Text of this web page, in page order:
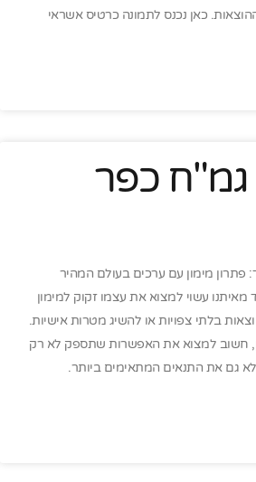
כאן נכנס לתמונה כרטיס אשראי
גמ"ח כפר
פתרון מימון עם ערכים בעולם המהיר
מאיתנו עשוי למצוא את עצמו זקוק למימון
בלתי צפויות או להשיג מטרות אישיות.
חשוב למצוא את האפשרות שתספק לא רק
גם את התנאים המתאימים ביותר.